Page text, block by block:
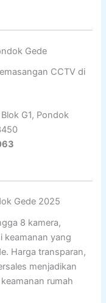
Gede
CCTV di
G1, Pondok
Gede 2025
8 kamera,
keamanan yang
Harga transparan,
menjadikan
rumah